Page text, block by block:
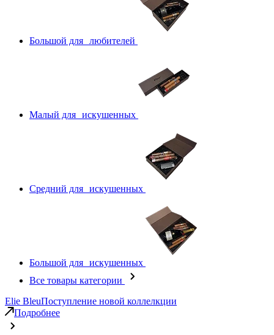
Большой для любителей
Малый для искушенных
Средний для искушенных
Большой для искушенных
Все товары категории
Elie BleuПоступление новой коллелкции
Подробнее